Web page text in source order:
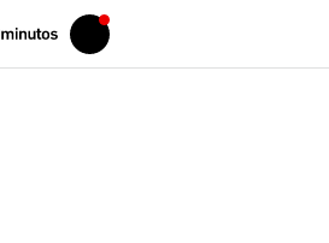
Iniciar
sesión